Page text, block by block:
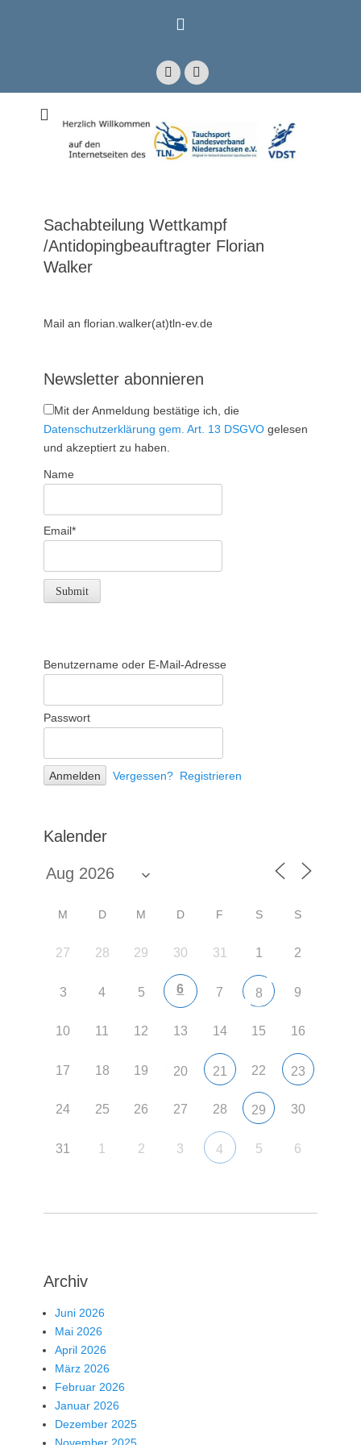
FacebookE-
Mail
Tauchsport
Landesverband
Sachabteilung Wettkampf
/Antidopingbeauftragter Florian
Walker
Mail an florian.walker(at)tln-ev.de
Newsletter abonnieren
Mit der Anmeldung bestätige ich, die
Datenschutzerklärung gem. Art. 13 DSGVO gelesen
und akzeptiert zu haben.
Name
Email*
Benutzername oder E-Mail-Adresse
Passwort
Vergessen? Registrieren
Kalender
M D M D F S S
27 28 29 30 31 1 2
3 4 5 6 7 8 9
10 11 12 13 14 15 16
17 18 19 20 21 22 23
24 25 26 27 28 29 30
31 1 2 3 4 5 6
Archiv
Juni 2026
Mai 2026
April 2026
März 2026
Februar 2026
Januar 2026
Dezember 2025